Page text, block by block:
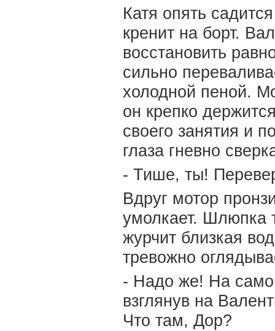
Катя опять
кренит на борт.
восстановить
сильно
холодной пеной.
он крепко
своего занятия и
глаза гневно
- Тише, ты!
Вдруг мотор
умолкает. Шлюпка
журчит близкая
тревожно
- Надо же! На
взглянув на
Что там, Дор?